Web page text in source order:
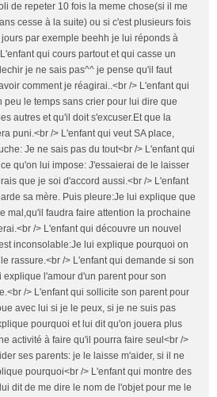
de repeter 10 fois la meme chose(si il me
cesse à la suite) ou si c'est plusieurs fois
par exemple beehh je lui réponds à
qui cours partout et qui casse un
je ne sais pas^^ je pense qu'il faut
comment je réagirai..<br /> L'enfant qui
peu le temps sans crier pour lui dire que
autres et qu'il doit s'excuser.Et que la
puni.<br /> L'enfant qui veut SA place,
Je ne sais pas du tout<br /> L'enfant qui
qu'on lui impose: J'essaierai de le laisser
que je soi d'accord aussi.<br /> L'enfant
sa mère. Puis pleure:Je lui explique que
mal,qu'il faudra faire attention la prochaine
/> L'enfant qui découvre un nouvel
inconsolable:Je lui explique pourquoi on
rassure.<br /> L'enfant qui demande si son
explique l'amour d'un parent pour son
/> L'enfant qui sollicite son parent pour
avec lui si je le peux, si je ne suis pas
pourquoi et lui dit qu'on jouera plus
activité à faire qu'il pourra faire seul<br />
ses parents: je le laisse m'aider, si il ne
pourquoi<br /> L'enfant qui montre des
dit de me dire le nom de l'objet pour me le